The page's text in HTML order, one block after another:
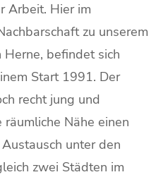
Arbeit. Hier im
zu unserem
Herne, befindet sich
Start 1991. Der
recht jung und
Nähe einen
unter den
zwei Städten im